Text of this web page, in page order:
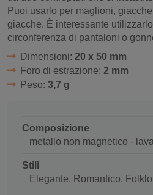
Puoi usarlo per maglioni,
giacche. È interessante
circonferenza di pantaloni o
Dimensioni: 20 x 50 mm
Foro di estrazione: 2 mm
Peso: 3,7 g
Composizione
metallo non magnetico -
Stili
Elegante, Romantico,